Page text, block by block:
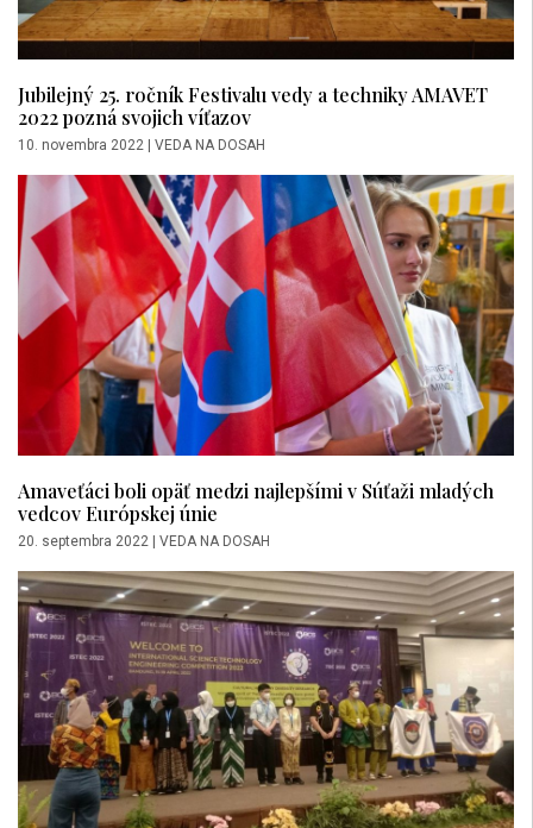
Jubilejný 25. ročník Festivalu vedy a techniky AMAVET
2022 pozná svojich víťazov
10. novembra 2022 | VEDA NA DOSAH
Amaveťáci boli opäť medzi najlepšími v Súťaži mladých
vedcov Európskej únie
20. septembra 2022 VEDA NA DOSAH